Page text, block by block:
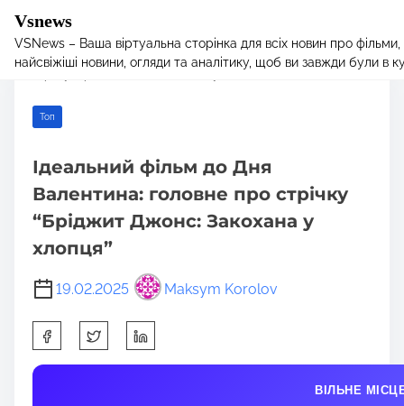
Vsnews
VSNews – Ваша віртуальна сторінка для всіх новин про
найсвіжіші новини, огляди та аналітику, щоб ви завжди були в
Home/Toп/ Ідеальний фільм до Дня Валентина: головне про
Toп
Ідеальний фільм до Дня
Валентина: головне про стрічку
“Бріджит Джонс: Закохана у
хлопця”
19.02.2025 Maksym Korolov
h
a
ВІЛЬНЕ